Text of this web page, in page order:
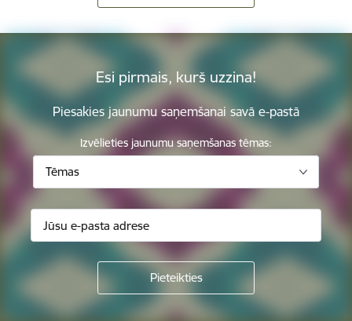
Esi pirmais, kurš uzzina!
Piesakies jaunumu saņemšanai savā e-pastā
Izvēlieties jaunumu saņemšanas tēmas:
Tēmas